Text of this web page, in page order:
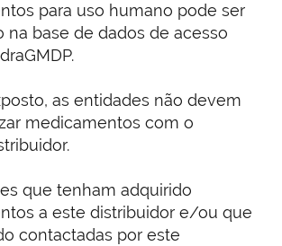
para uso humano pode ser
na base de dados de acesso
as entidades não devem
medicamentos com o
que tenham adquirido
a este distribuidor e/ou que
contactadas por este